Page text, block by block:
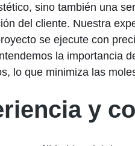
sino también una
del cliente. Nuestra
se ejecute con
la importancia
lo que minimiza las
y